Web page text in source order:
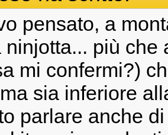
pensato, a
ninjotta... più che
mi confermi?)
sia inferiore
parlare anche